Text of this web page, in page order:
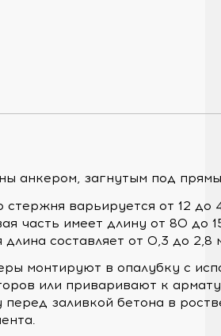
анкером, загнутым под
стержня варьируется от 12 до
часть имеет длину от 80 до
длина составляет от 0,3 до 2,8
монтируют в опалубку с
или приваривают к
перед заливкой бетона в